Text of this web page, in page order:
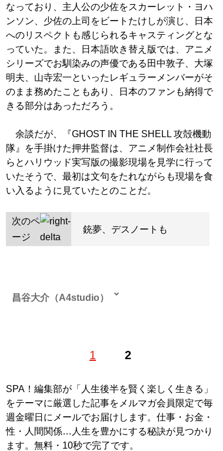
なっており、主人公の少佐をスカーレット・ヨハ
ンソン、少佐の上司をビートたけしが演じ、日本
へのリスペクトも感じられるキャスティングとな
っていた。また、日本語吹き替え版では、アニメ
シリーズでお馴染みの声優である田中敦子、大塚
明夫、山寺宏一といったレギュラーメンバーがそ
のまま務めたこともあり、日本のファンも納得で
きる部分はあっただろう。
余談だが、『GHOST IN THE SHELL 攻殻機動
隊』を手掛けた押井監督は、アニメ制作会社社長
らとハリウッド実写版の撮影現場を見学に行って
いたそうで、最初は文句をたれながらも現場を食
い入るように見ていたとのことだ。
次のペ
ージ
銃夢、デスノートも
1 2
昌谷大介（A4studio）
SPA！編集部が「人生後半を賢く楽しく生きる」
をテーマに厳選した記事をメルマガ会員限定で毎
週金曜日にメールでお届けします。仕事・お金・
性・人間関係…人生を豊かにする秘訣が見つかり
ます。無料・10秒で完了です。